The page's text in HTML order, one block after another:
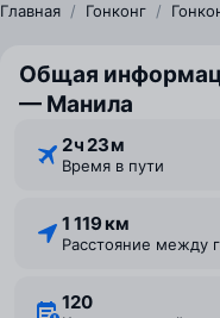
Главная / Гонконг /
Общая
— Манила
2 ⁠ч 23 ⁠м
Время в пути
1 119 км
Расстояние между
120